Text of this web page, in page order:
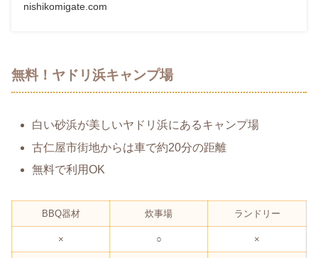
nishikomigate.com
無料！ヤドリ浜キャンプ場
白い砂浜が美しいヤドリ浜にあるキャンプ場
古仁屋市街地からは車で約20分の距離
無料で利用OK
BBQ器材 炊事場 ランドリー
× ○ ×